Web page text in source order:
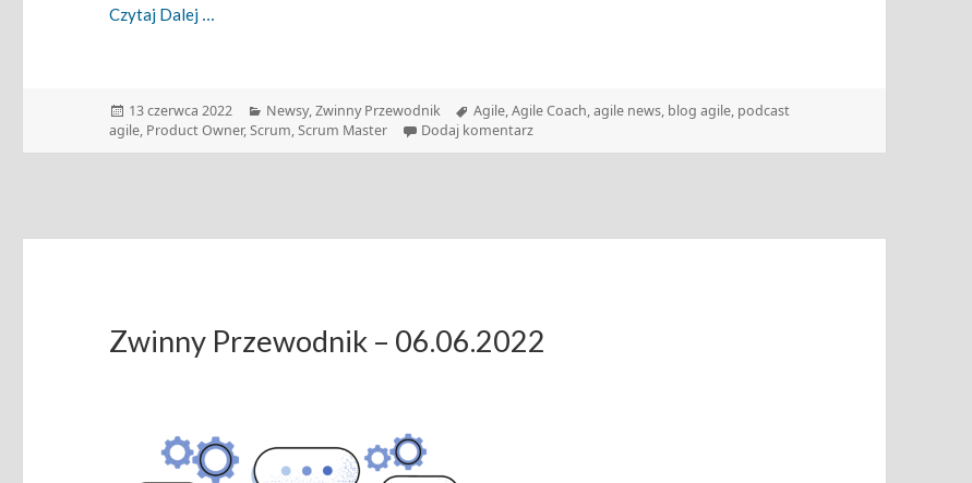
Czytaj Dalej
Data
publikacji
13 czerwca 2022 Kategorie
Newsy,Zwinny Przewodnik Tagi
Agile,Agile Coach,agile news, blog agile, podcast
agile, Product Owner,Scrum,Scrum Master Dodaj komentarzdo Zwinny Przewodnik – 13.06.2022
Zwinny Przewodnik – 06.06.2022